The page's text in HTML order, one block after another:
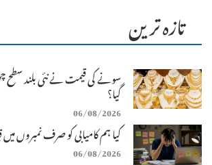
تازہ ترین
سونے کی قیمت نے نئی بلند سطح
گیا؟
06/08/2026
کیا ہم کامیابی کو صرف نمبروں
06/08/2026